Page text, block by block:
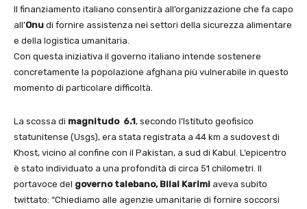
Il finanziamento italiano consentirà all’organizzazione che fa capo
all’Onu di fornire assistenza nei settori della sicurezza alimentare
e della logistica umanitaria.
Con questa iniziativa il governo italiano intende sostenere
concretamente la popolazione afghana più vulnerabile in questo
momento di particolare difficoltà.
La scossa di magnitudo 6.1, secondo l’Istituto geofisico
statunitense (Usgs), era stata registrata a 44 km a sudovest di
Khost, vicino al confine con il Pakistan, a sud di Kabul. L’epicentro
è stato individuato a una profondità di circa 51 chilometri. Il
portavoce del governo talebano, Bilal Karimi aveva subito
twittato: “Chiediamo alle agenzie umanitarie di fornire soccorsi